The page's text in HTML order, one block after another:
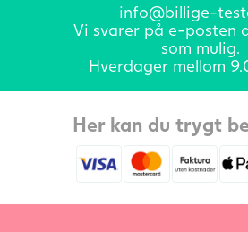
info@billige-
Vi svarer på e-posten
som mulig.
Hverdager mellom
Her kan du trygt